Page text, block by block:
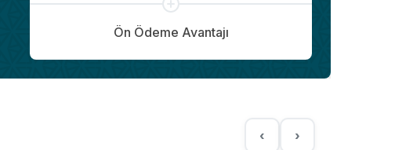
Ön Ödeme Avantajı
‹ ›